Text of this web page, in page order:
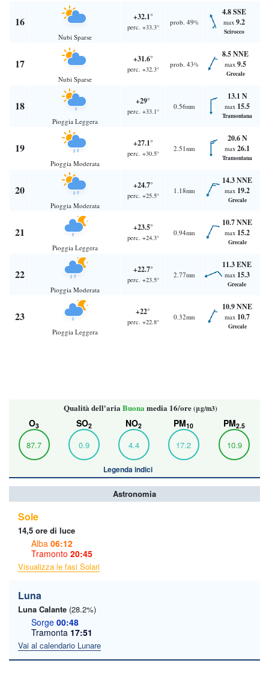
16
Nubi Sparse
+32.1°
perc. +33.3°
prob. 49%
4.8 SSE
max 9.2
Scirocco
17
Nubi Sparse
+31.6°
perc. +32.3°
prob. 43%
8.5 NNE
max 9.5
Grecale
18
Pioggia Leggera
+29°
perc. +33.1°
0.56mm
13.1 N
max 15.5
Tramontana
19
Pioggia Moderata
+27.1°
perc. +30.5°
2.51mm
20.6 N
max 26.1
Tramontana
20
Pioggia Moderata
+24.7°
perc. +25.5°
1.18mm
14.3 NNE
max 19.2
Grecale
21
Pioggia Leggera
+23.5°
perc. +24.3°
0.94mm
10.7 NNE
max 15.2
Grecale
22
Pioggia Moderata
+22.7°
perc. +23.5°
2.77mm
11.3 ENE
max 15.3
Grecale
23
Pioggia Leggera
+22°
perc. +22.8°
0.32mm
10.9 NNE
max 10.7
Grecale
Qualità dell'aria Buona media 16/ore(μg/m3)
O3
87.7
SO2
0.9
NO2
4.4
PM10
17.2
PM2.5
10.9
Legenda indici
Astronomia
Sole
14,5 ore di luce
Alba 06:12
Tramonto 20:45
Visualizza le fasi Solari
Luna
Luna Calante (28.2%)
Sorge 00:48
Tramonta 17:51
Vai al calendario Lunare